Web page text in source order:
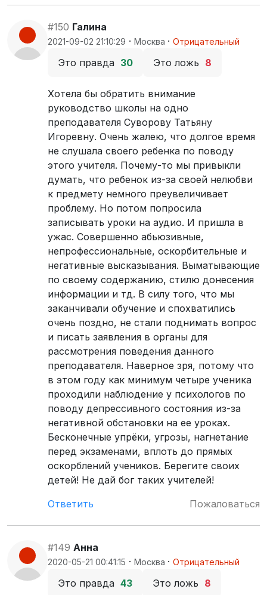
#150 Галина
2021-09-02 21:10:29 · Москва · Отрицательный
Это правда 30 Это ложь 8
Хотела бы обратить внимание
руководство школы на одно
преподавателя Суворову Татьяну
Игоревну. Очень жалею, что долгое время
не слушала своего ребенка по поводу
этого учителя. Почему-то мы привыкли
думать, что ребенок из-за своей нелюбви
к предмету немного преувеличивает
проблему. Но потом попросила
записывать уроки на аудио. И пришла в
ужас. Совершенно абьюзивные,
непрофессиональные, оскорбительные и
негативные высказывания. Выматывающие
по своему содержанию, стилю донесения
информации и тд. В силу того, что мы
заканчивали обучение и спохватились
очень поздно, не стали поднимать вопрос
и писать заявления в органы для
рассмотрения поведения данного
преподавателя. Наверное зря, потому что
в этом году как минимум четыре ученика
проходили наблюдение у психологов по
поводу депрессивного состояния из-за
негативной обстановки на ее уроках.
Бесконечные упрёки, угрозы, нагнетание
перед экзаменами, вплоть до прямых
оскорблений учеников. Берегите своих
детей! Не дай бог таких учителей!
Ответить
Пожаловаться
#149 Анна
2020-05-21 00:41:15 · Москва · Отрицательный
Это правда 43 Это ложь 8